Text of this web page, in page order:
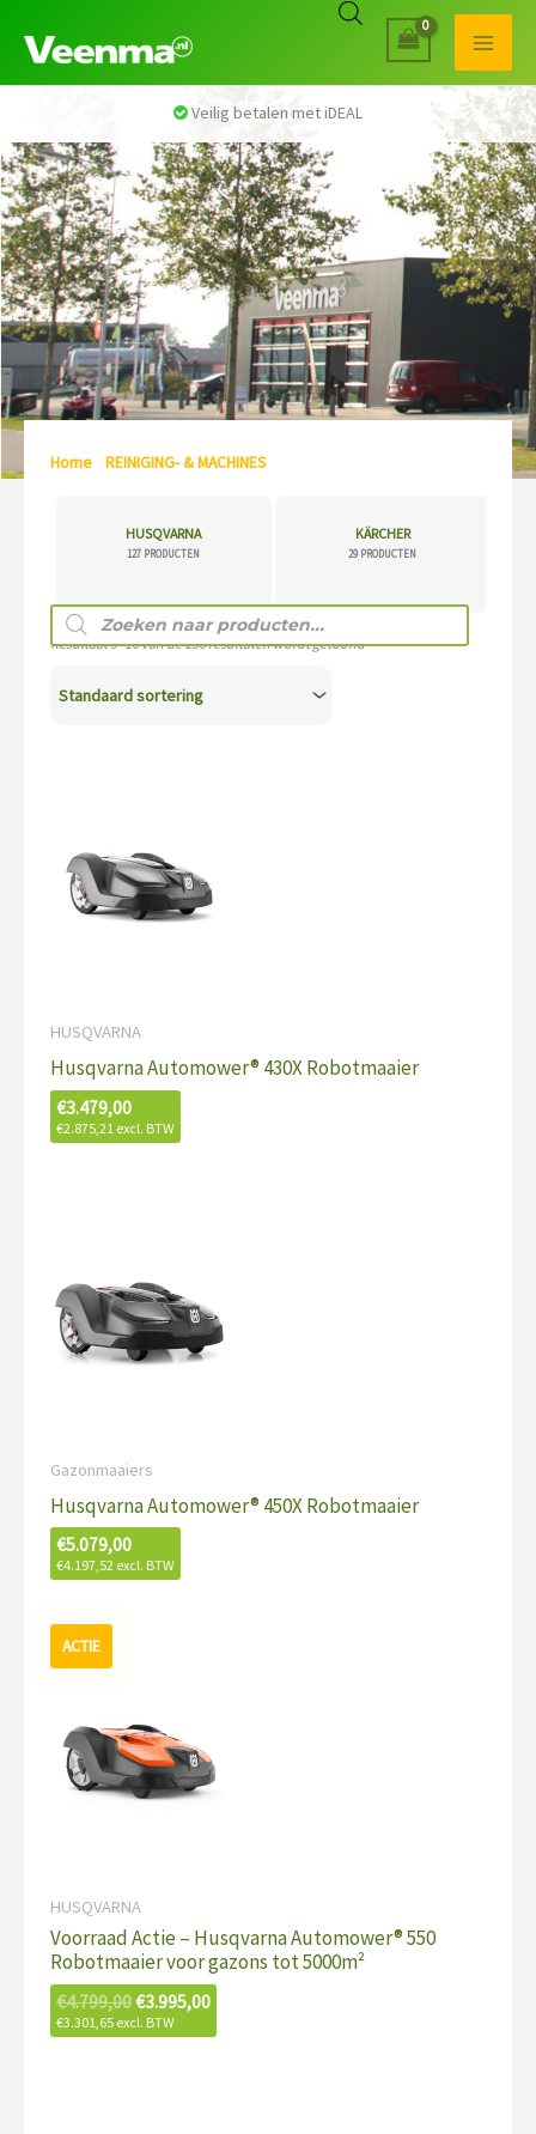
Home REINIGING- & MACHINES
HUSQVARNA
127 PRODUCTEN
KÄRCHER
29 PRODUCTEN
Producten
zoeken
Resultaat 9–16 van de 156 resultaten wordt getoond
HUSQVARNA
Husqvarna Automower® 430X Robotmaaier
€3.479,00
€2.875,21 excl. BTW
Gazonmaaiers
Husqvarna Automower® 450X Robotmaaier
€5.079,00
€4.197,52 excl. BTW
HUSQVARNA
Voorraad Actie – Husqvarna Automower® 550
Robotmaaier voor gazons tot 5000m²
€4.799,00€3.995,00
€3.301,65 excl. BTW
Veilig betalen met iDEAL